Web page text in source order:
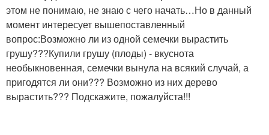
этом не понимаю, не знаю с чего начать…Но в данный
момент интересует вышепоставленный
вопрос:Возможно ли из одной семечки вырастить
грушу???Купили грушу (плоды) - вкуснота
необыкновенная, семечки вынула на всякий случай, а
пригодятся ли они??? Возможно из них дерево
вырастить??? Подскажите, пожалуйста!!!